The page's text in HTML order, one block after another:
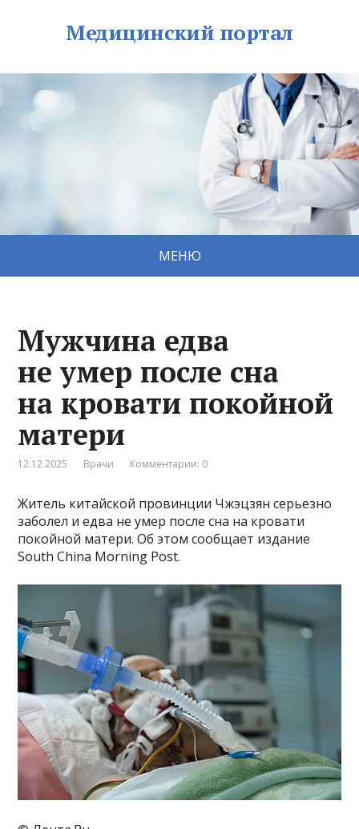
Медицинский портал
МЕНЮ
Мужчина едва
не умер после сна
на кровати покойной
матери
12.12.2025 Врачи Комментарии: 0
Житель китайской провинции Чжэцзян серьезно
заболел и едва не умер после сна на кровати
покойной матери. Об этом сообщает издание
South China Morning Post.